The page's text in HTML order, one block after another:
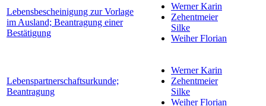
Lebensbescheinigung zur Vorlage
im Ausland; Beantragung einer
Bestätigung
Werner Karin
Zehentmeier
Silke
Weiher Florian
Lebenspartnerschaftsurkunde;
Beantragung
Werner Karin
Zehentmeier
Silke
Weiher Florian